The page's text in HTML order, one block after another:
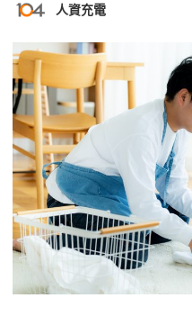
人資充電